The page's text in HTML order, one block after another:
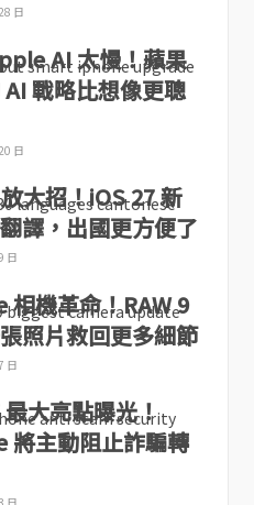
日
AI 太慢！蘋果
戰略比想像更聰
日
大招！iOS 27 新
譯，出國更方便了
日
相機革命！RAW 9
照片救回更多細節
日
大亮點曝光！
將主動阻止詐騙轉